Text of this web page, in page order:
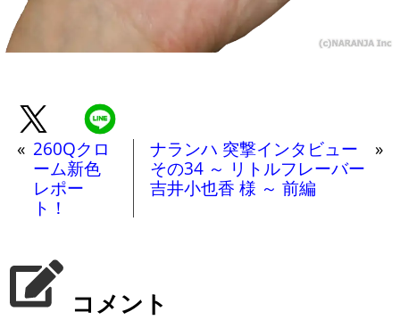
« 260Qクロ
ーム新色
レポー
ト！
ナランハ 突撃インタビュー
その34 ～ リトルフレーバー
吉井小也香 様 ～ 前編
»
コメント